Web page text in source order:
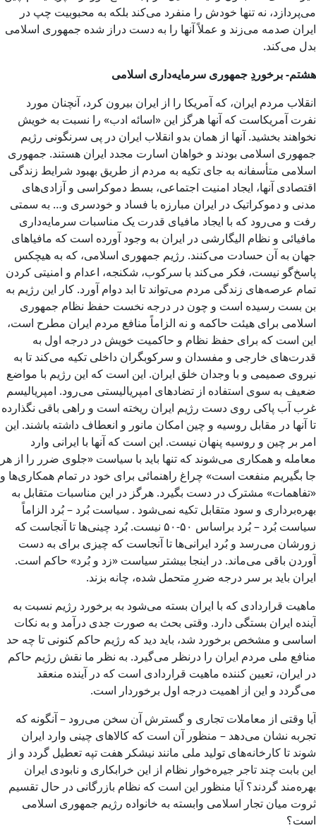
می‌پردازد، نه تنها خودش را منفرد می‌کند بلکه به محبوبیت چپ در
ایران صدمه می‌زند و عملاً آنها را به دست دراز شده جمهوری اسلامی
بدل می‌کند.
هشتم- برخوردِ جمهوری سرمایه‌داری اسلامی
انقلاب مردم ایران، که آمریکا را از ایران بیرون کرد، آنچنان مورد
نفرت آمریکاست که آنها هرگز این «اسائه ادب» را نسبت به خویش
نخواهند بخشید. آنها از همان بدو انقلاب ایران در پی سرنگونی رژیم
جمهوری اسلامی بودند و خواهان اسارت مجدد ایران هستند. جمهوری
اسلامی متأسفانه به جای تکیه به مردم از طریق بهبود شرایط زندگی
اقتصادی آنها، ایجاد امنیت اجتماعی، بسط دموکراسی و آزادی‌های
مدنی و دموکراتیک در ایران مبارزه با فساد و خودسری و… به سمتی
رفت و می‌رود که با ایجاد مافیای قدرت یک مناسبات سرمایه‌داری
مافیائی و نظام الیگارشی در ایران به وجود آورده است که مافیاهای
جهان به آن حسادت می‌کنند. رژیم جمهوری اسلامی، که به هیچکس
پاسخ‌گو نیست، فکر می‌کند با سرکوب، شکنجه، اعدام و امنیتی کردن
تمام عرصه‌های زندگی مردم می‌تواند تا ابد دوام آورد. کار این رژیم به
بن بست رسیده است و چون در درجه نخست حفظ نظام جمهوری
اسلامی برای هیئت حاکمه و نه الزاماً منافع مردم ایران مطرح است،
این است که برای حفظ نظام و حاکمیت خویش در درجه اول به
قدرت‌های خارجی و مفسدان و سرکوبگران داخلی تکیه می‌کند تا به
نیروی صمیمی و با وجدان خلق ایران. این است که این رژیم با مواضع
ضعیف به سوی استفاده از تضادهای امپریالیستی می‌رود. امپریالیسم
غرب آب پاکی روی دست رژیم ایران ریخته است و راهی باقی نگذارده
تا آنها در مقابل روسیه و چین امکان مانور و انعطاف داشته باشند. این
امر بر چین و روسیه پنهان نیست. این است که آنها با ایرانی وارد
معامله و همکاری می‌شوند که تنها باید با سیاست «جلوی ضرر را از هر
جا بگیریم منفعت است» چراغ راهنمائی برای خود در تمام همکاری‌ها و
«تفاهمات» مشترک در دست بگیرد. هرگز در این مناسبات متقابل به
بهره‌برداری و سود متقابل تکیه نمی‌شود . سیاست بُرد – بُرد الزاماً
سیاست بُرد – بُرد براساس ۵۰-۵۰ نیست. بُرد چینی‌ها تا آنجاست که
زورشان می‌رسد و بُرد ایرانی‌ها تا آنجاست که چیزی برای به دست
آوردن باقی می‌ماند. در اینجا بیشتر سیاست «زد و بُرد» حاکم است.
ایران باید بر سر درجه ضررِ متحمل شده، چانه بزند.
ماهیت قراردادی که با ایران بسته می‌شود به برخورد رژیم نسبت به
آینده ایران بستگی دارد. وقتی بحث به صورت جدی درآمد و به نکات
اساسی و مشخص برخورد شد، باید دید که رژیم حاکم کنونی تا چه حد
منافع ملی مردم ایران را درنظر می‌گیرد. به نظر ما نقش رژیم حاکم
در ایران، تعیین کننده ماهیت قراردادی است که در آینده منعقد
می‌گردد و این از اهمیت درجه اول برخوردار است.
آیا وقتی از معاملات تجاری و گسترش آن سخن می‌رود – آنگونه که
تجربه نشان می‌دهد – منظور آن است که کالاهای چینی وارد ایران
شوند تا کارخانه‌های تولید ملی مانند نیشکر هفت تپه تعطیل گردد و از
این بابت چند تاجر جیره‌خوار نظام از این خرابکاری و نابودی ایران
بهره‌مند گردند؟ آیا منظور این است که نظام بازرگانی در حال تقسیم
ثروت میان تجار اسلامی وابسته به خانواده رژیم جمهوری اسلامی
است؟